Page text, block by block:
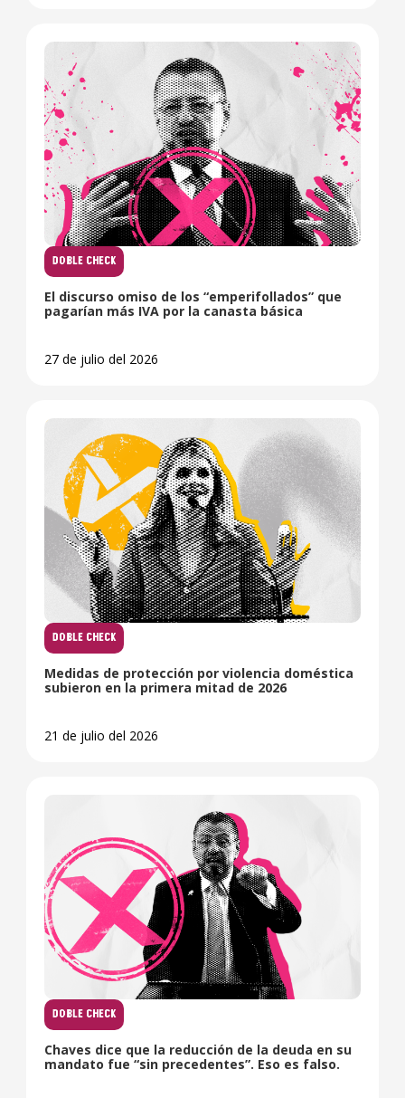
DOBLE CHECK
El discurso omiso de los “emperifollados” que
pagarían más IVA por la canasta básica
27 de julio del 2026
DOBLE CHECK
Medidas de protección por violencia doméstica
subieron en la primera mitad de 2026
21 de julio del 2026
DOBLE CHECK
Chaves dice que la reducción de la deuda en su
mandato fue “sin precedentes”. Eso es falso.